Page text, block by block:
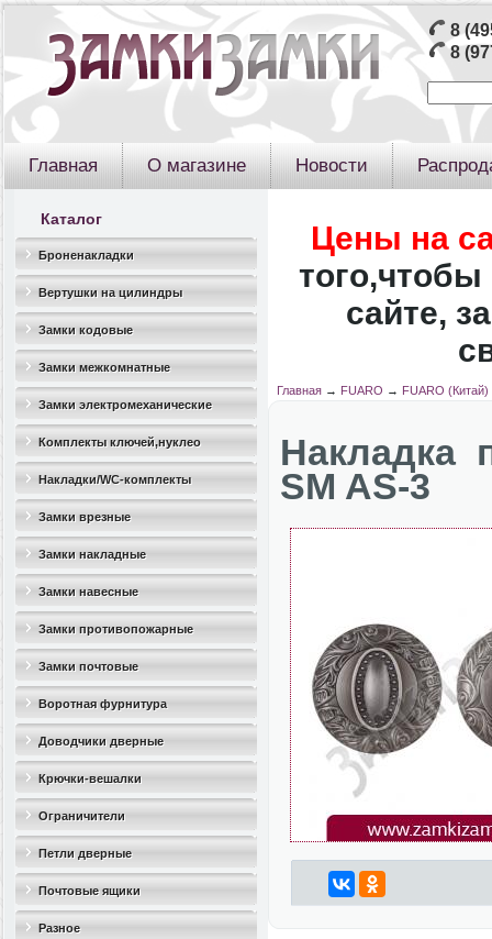
8
8
Главная О магазине Новости
Каталог
Броненакладки
Вертушки на цилиндры
Замки кодовые
Замки межкомнатные
Замки электромеханические
Комплекты ключей,нуклео
Накладки/WC-комплекты
Замки врезные
Замки накладные
Замки навесные
Замки противопожарные
Замки почтовые
Воротная фурнитура
Доводчики дверные
Крючки-вешалки
Ограничители
дверные(стопоры)
Петли дверные
Почтовые ящики
Разное
Цены на
того,чтобы
сайте,
Главная→ FUARO → FUARO (Китай)
Накладка
SM AS-3